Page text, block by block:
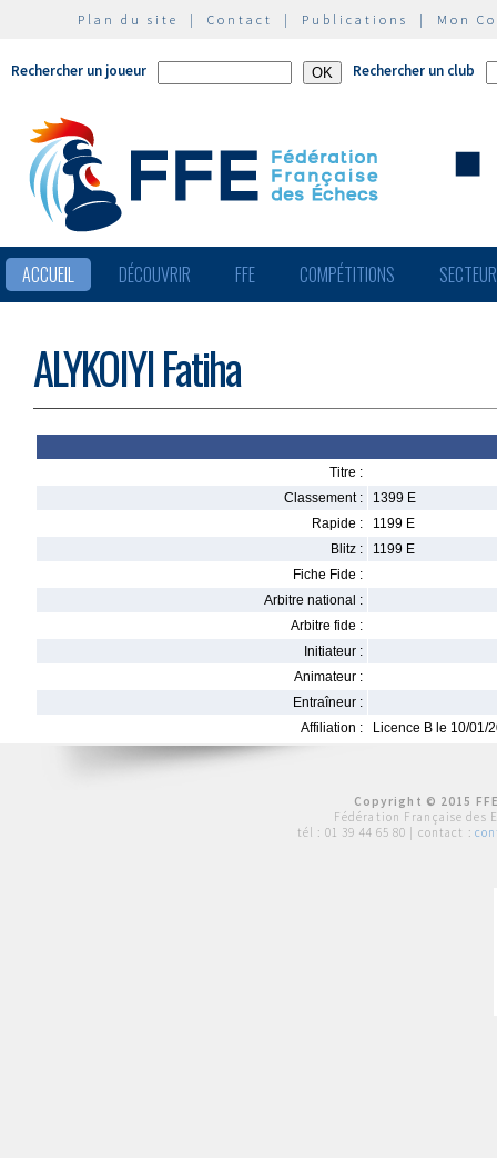
Plan du site | Contact | Publications | Mon
Rechercher un joueur Rechercher un club
ACCUEIL DÉCOUVRIR FFE COMPÉTITIONS
ALYKOIYI Fatiha
Titre :
Classement :
1399 E
Rapide :
1199 E
Blitz :
1199 E
Fiche Fide :
Arbitre national :
Arbitre fide :
Initiateur :
Animateur :
Entraîneur :
Affiliation :
Licence B le 10/01/
Copyright © 2015
Fédération Française des
tél : 01 39 44 65 80 | contact :